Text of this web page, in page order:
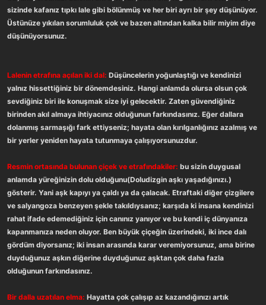
sizinde kafanız tıpkı lale gibi bölünmüş ve her biri ayrı bir şey düşünüyor.
Üstünüze yıkılan sorumluluk çok ve bazen altından kalka bilir miyim diye
düşünüyorsunuz.
Lalenin etrafına açılan iki dal: Düşüncelerin yoğunlaştığı ve kendinizi
yalnız hissettiğiniz bir dönemdesiniz. Hangi anlamda olursa olsun çok
sevdiğiniz biri ile konuşmak size iyi gelecektir. Zaten güvendiğiniz
birinden akıl almaya ihtiyacınız olduğunun farkındasınız. Eğer dallara
dolanmış sarmaşığı fark ettiyseniz; hayata olan kırılganlığınız azalmış ve
bir yerler yeniden hayata tutunmaya çalışıyorsunuzdur.
Resmin ortasında bulunan çiçek ve etrafındakiler: bu sizin duygusal
anlamda yüreğinizin dolu olduğunu(Doludizgin aşkı yaşadığınızı.)
gösterir. Yani aşk kapıyı ya çaldı ya da çalacak. Etraftaki diğer çizgilere
ve salyangoza benzeyen şekle takıldıysanız; karşıda ki insana kendinizi
rahat ifade edemediğiniz için canınız yanıyor ve bu kendi iç dünyanıza
kapanmanıza neden oluyor. Ben büyük çiçeğin üzerindeki, iki ince dalı
gördüm diyorsanız; iki insan arasında karar veremiyorsunuz, ama birine
duyduğunuz aşkın diğerine duyduğunuz aşktan çok daha fazla
olduğunun farkındasınız.
Bir dalla uzatılan elma: Hayatta çok çalışıp az kazandığınızı artık